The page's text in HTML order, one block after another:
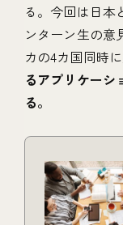
る。今回は日本
ンターン生の意
カの4カ国同時に
るアプリケーシ
る。